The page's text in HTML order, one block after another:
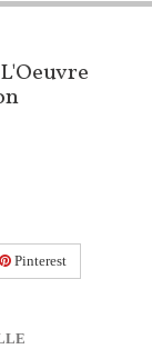
Pinterest